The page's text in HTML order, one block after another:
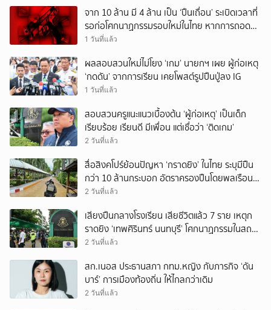
จาก 10 ล้าน มี 4 ล้าน เป็น ‘ปืนเถื่อน’ ระเบิดเวลาที่
รอก่อโศกนาฏกรรมรอบใหม่ในไทย หากการถอดบท
เรียนของรัฐเป็นเพียง ‘ลมปาก’
1 วันที่แล้ว
ผลสอบสวนใหม่ไม่โยง ‘เกม’ นายกฯ เผย ผู้ก่อเหตุ
‘กดดัน’ จากการเรียน เคยโพสต์รูปปืนปู่ลง IG
1 วันที่แล้ว
สอบสวนครูแนะแนวเบื้องต้น ‘ผู้ก่อเหตุ’ เป็นเด็ก
เรียบร้อย เรียนดี มีเพื่อน แต่เชื่อว่า ‘ติดเกม’
2 วันที่แล้ว
สื่อสิงคโปร์ย้อนปัญหา ‘กราดยิง’ ในไทย ระบุมีปืน
กว่า 10 ล้านกระบอก อัตราครองปืนโดยพลเรือน
สูงที่สุดในภูมิภาค
2 วันที่แล้ว
เสียงปืนกลางโรงเรียน เสียชีวิตแล้ว 7 ราย เหตุก
ราดยิง ‘เทพศิรินทร์ นนทบุรี’ โศกนาฏกรรมในสถาน
ศึกษา ครั้งที่ 2 ในรอบปี
2 วันที่แล้ว
สก.เนอส ประธานสภา กทม.หญิง กับภารกิจ ‘ดัน
บาร์’ การเมืองท้องถิ่น ให้ไกลกว่าเดิม
2 วันที่แล้ว